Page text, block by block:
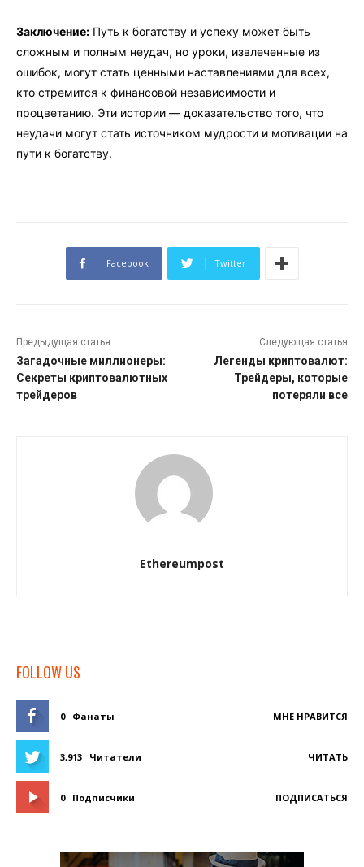
Заключение: Путь к богатству и успеху может быть
сложным и полным неудач, но уроки, извлеченные из
ошибок, могут стать ценными наставлениями для всех,
кто стремится к финансовой независимости и
процветанию. Эти истории — доказательство того, что
неудачи могут стать источником мудрости и мотивации на
пути к богатству.
Facebook Twitter
Предыдущая статья
Загадочные миллионеры:
Секреты криптовалютных
трейдеров
Следующая статья
Легенды криптовалют:
Трейдеры, которые
потеряли все
Ethereumpost
FOLLOW US
0 Фанаты МНЕ НРАВИТСЯ
3,913 Читатели ЧИТАТЬ
0 Подписчики ПОДПИСАТЬСЯ